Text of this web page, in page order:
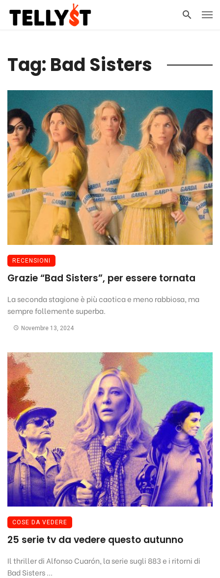
Tag: Bad Sisters
RECENSIONI
Grazie “Bad Sisters”, per essere tornata
La seconda stagione è più caotica e meno rabbiosa, ma
sempre follemente superba.
Novembre 13, 2024
COSE DA VEDERE
25 serie tv da vedere questo autunno
Il thriller di Alfonso Cuarón, la serie sugli 883 e i ritorni di
Bad Sisters ...